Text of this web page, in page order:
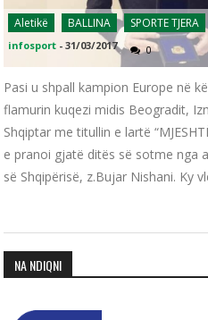
Aletikë BALLINA SPORTE TJERA
infosport -31/03/2017 0
Pasi u shpall kampion Europe në
flamurin kuqezi midis Beogradit,
Shqiptar me titullin e lartë
e pranoi gjatë ditës së sotme nga
së Shqipërisë, z.Bujar Nishani. Ky
NA NDIQNI